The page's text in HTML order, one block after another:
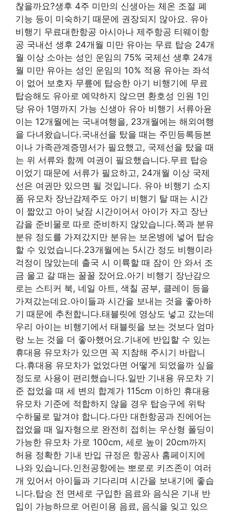
찮을까요?생후 4주 미만의 신생아는 체온 조절 폐
기능 등이 미숙하기 때문에 권장되지 않아요. 유아
비행기 무료대한항공 아시아나 제주항공 티웨이항
공 국내선 생후 24개월 미만 유아는 무료 탑승 24개
월 이상 소아는 성인 운임의 75% 국제선 생후 24개
월 미만 유아는 성인 운임의 10% 적용 유아는 좌석
이 없어 보호자 무릎에 탑승한 아기 비행기에 무료
탑승해도 유아로 예약하지 않으면 환호성 인원 1인
당 유아 1명까지 가능 신생아 유아 비행기 서류아윤
이는 12개월에는 국내여행을, 23개월에는 해외여행
을 다녀왔습니다.국내선을 탔을 때는 주민등록등본
이나 가족관계증명서가 필요했고, 국제선을 탔을 때
는 위 서류와 함께 여권이 필요했습니다.무료 탑승
이었기 때문에 서류가 필요하고, 24개월 이상 국제
선은 여권만 있으면 될 것입니다. 유아 비행기 소지
품 유모차 장난감제주도 아기 비행기 탈 때는 시간
이 짧았고 아이 낮잠 시간이어서 아이가 자고 장난
감을 준비물로 따로 준비하지 않았습니다.쪽과 분유
분유 정도를 가져갔지만 분유는 보온병에 넣어 탑승
할 수 있었습니다.23개월에는 5시간 정도 비행이라
걱정이 많았는데 출국 시 이륙할 때 잠이 안 와서 조
금 울고 갈 때는 꿀꿀 잤어요.아기 비행기 장난감으
로는 스티커 북, 네일 아트, 색칠 공부, 클레이 등을
가져갔는데요.아이들과 시간을 보내는 것을 좋아하
기 때문에 추천합니다.태블릿에 영상도 넣고 갔는데
우리 아이는 비행기에서 태블릿을 보는 것보다 엄마
랑 노는 것을 더 좋아했어요.기내에 반입할 수 있는
휴대용 유모차가 있으면 꼭 지참해 주시기 바랍니
다.휴대용 유모차가 없었다면 어떻게 되었을까 싶을
정도로 사용이 편리했습니다.일반 기내용 유모차 기
준 접었을 때 세 변의 합계가 115cm 이하인 휴대용
유모차 기준에 적합하지 않을 경우 탑승구에 위탁
수하물로 맡겨야 합니다.다만 대한항공과 진에어는
접었을 때 일자형으로 완전히 접히는 우산형 폴딩이
가능한 유모차 가로 100cm, 세로 높이 20cm까지
허용 정확한 기내 반입 규정은 항공사 홈페이지에
나와 있습니다.인천공항에는 뽀로로 키즈존이 여러
개 있어서 아이들과 기다리며 시간을 보내기에 좋습
니다.탑승 전 면세로 구입한 음료와 음식은 기내 반
입이 가능하므로 어린이용 음료, 음식을 잊고 있으